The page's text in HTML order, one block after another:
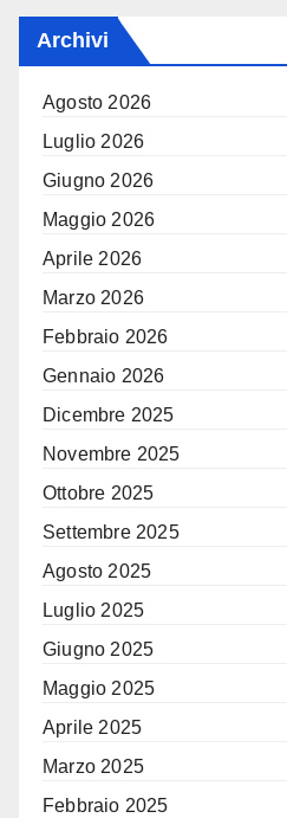
Archivi
Agosto 2026
Luglio 2026
Giugno 2026
Maggio 2026
Aprile 2026
Marzo 2026
Febbraio 2026
Gennaio 2026
Dicembre 2025
Novembre 2025
Ottobre 2025
Settembre 2025
Agosto 2025
Luglio 2025
Giugno 2025
Maggio 2025
Aprile 2025
Marzo 2025
Febbraio 2025